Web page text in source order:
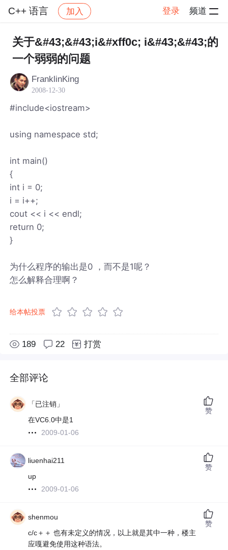
C++ 语言 加入 登录 频道
社区 C++ 语言 帖子详情
关于&#43;&#43;i&#xff0c; i&#43;&#43;的
一个弱弱的问题
FranklinKing
2008-12-30
#include<iostream>
using namespace std;
int main()
{
int i = 0;
i = i++;
cout << i << endl;
return 0;
}
为什么程序的输出是0 ，而不是1呢？
怎么解释合理啊？
给本帖投票
189 22 打赏
全部评论
「已注销」
在VC6.0中是1
2009-01-06
赞
liuenhai211
up
2009-01-06
赞
shenmou
c/c＋＋ 也有未定义的情况，以上就是其中一种，楼主
应嘎避免使用这种语法。
赞